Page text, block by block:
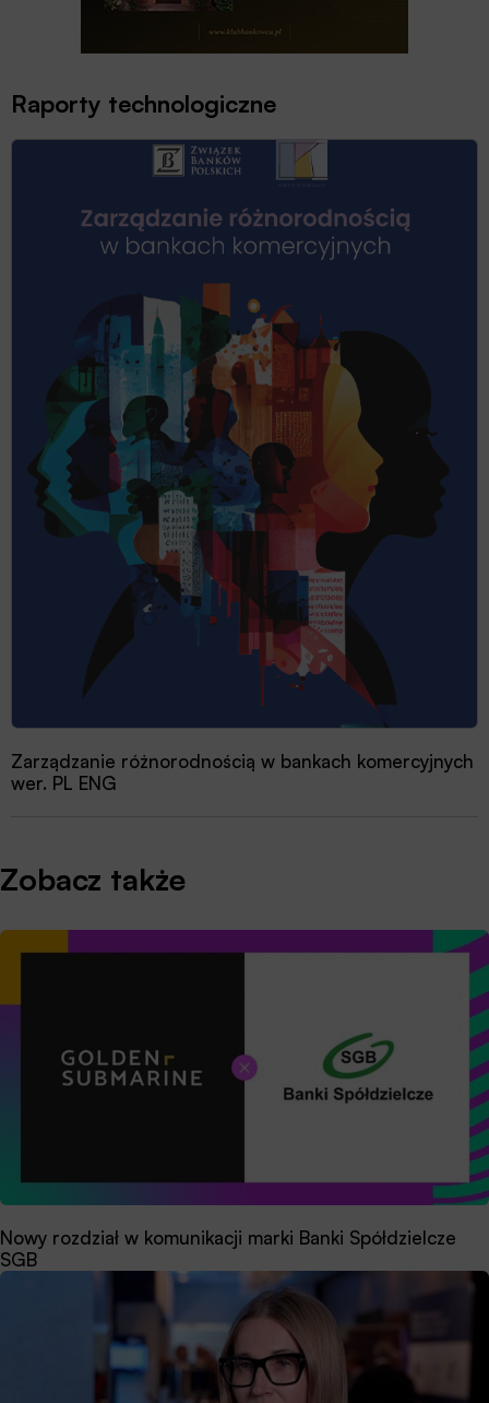
Raporty technologiczne
Zarządzanie różnorodnością w bankach komercyjnych
wer. PL ENG
Zobacz także
Nowy rozdział w komunikacji marki Banki Spółdzielcze
SGB